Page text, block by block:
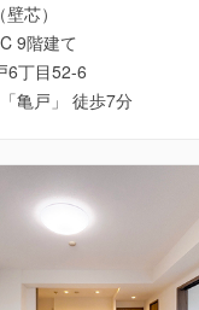
芯）
9階建て
6丁目52-6
亀戸」 徒歩7分